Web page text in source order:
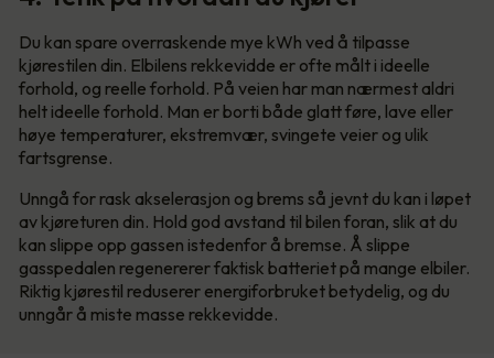
Du kan spare overraskende mye kWh ved å tilpasse
kjørestilen din. Elbilens rekkevidde er ofte målt i ideelle
forhold, og reelle forhold. På veien har man nærmest aldri
helt ideelle forhold. Man er borti både glatt føre, lave eller
høye temperaturer, ekstremvær, svingete veier og ulik
fartsgrense.
Unngå for rask akselerasjon og brems så jevnt du kan i løpet
av kjøreturen din. Hold god avstand til bilen foran, slik at du
kan slippe opp gassen istedenfor å bremse. Å slippe
gasspedalen regenererer faktisk batteriet på mange elbiler.
Riktig kjørestil reduserer energiforbruket betydelig, og du
unngår å miste masse rekkevidde.